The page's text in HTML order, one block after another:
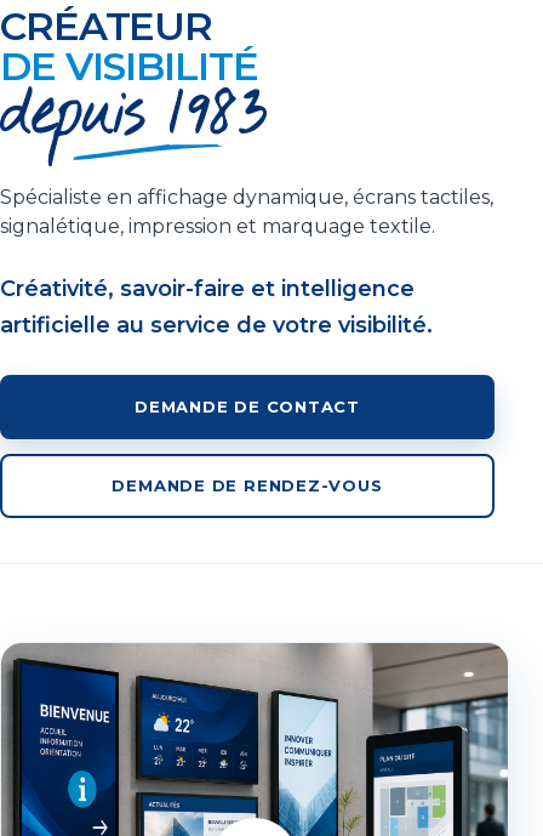
CRÉATEUR
DE VISIBILITÉ
Spécialiste en affichage dynamique, écrans tactiles,
signalétique, impression et marquage textile.
Créativité, savoir-faire et intelligence
artificielle au service de votre visibilité.
DEMANDE DE CONTACT
DEMANDE DE RENDEZ-VOUS